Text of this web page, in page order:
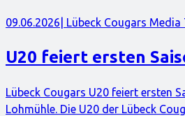
09.06.2026 | Lübeck Cougars Media
U20 feiert ersten
Lübeck Cougars U20 feiert ersten
Lohmühle. Die U20 der Lübeck